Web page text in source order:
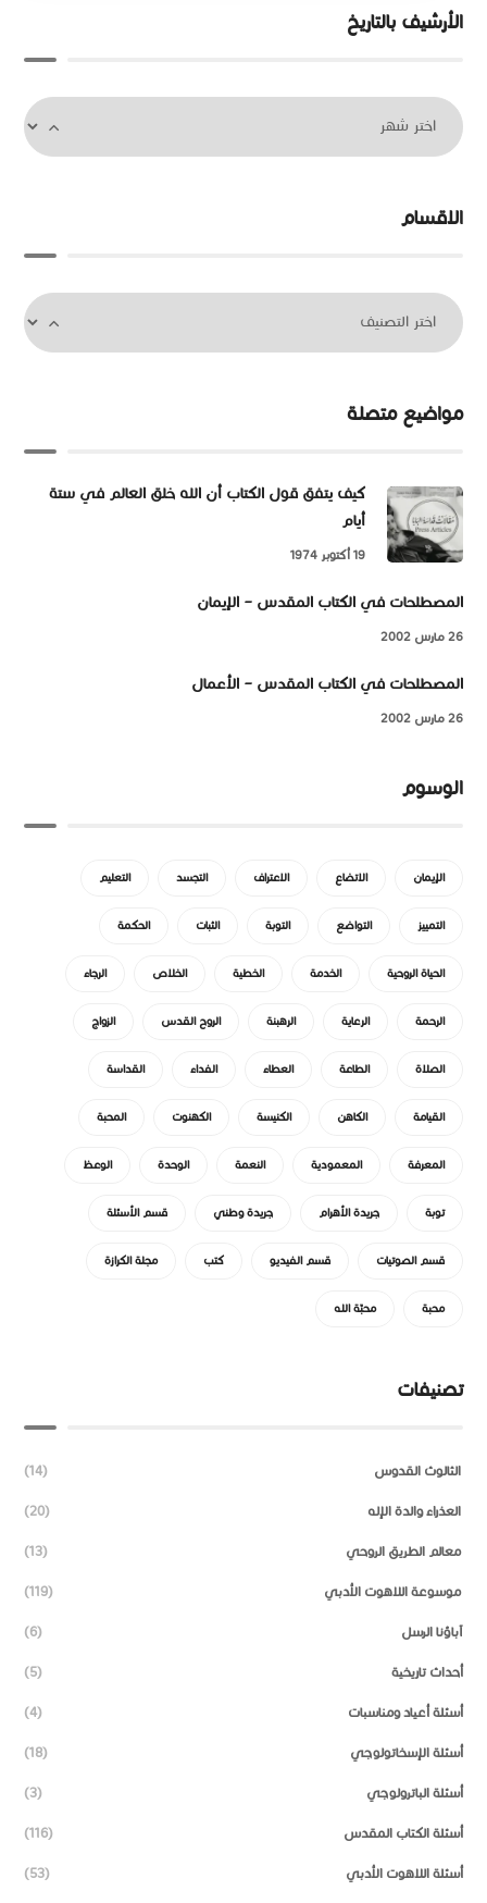
الأرشيف بالتاريخ
الاقسام
مواضيع متصلة
كيف يتفق قول الكتاب أن الله خلق العالم في ستة
أيام
19 أكتوبر 1974
المصطلحات في الكتاب المقدس – الإيمان
26 مارس 2002
المصطلحات في الكتاب المقدس – الأعمال
26 مارس 2002
الوسوم
الإيمان الاتضاع الاعتراف التجسد التعليم
التمييز التواضع التوبة الثبات الحكمة
الحياة الروحية الخدمة الخطية الخلاص الرجاء
الرحمة الرعاية الرهبنة الروح القدس الزواج
الصلاة الطاعة العطاء الفداء القداسة
القيامة الكاهن الكنيسة الكهنوت المحبة
المعرفة المعمودية النعمة الوحدة الوعظ
توبة جريدة الأهرام جريدة وطني قسم الأسئلة
قسم الصوتيات قسم الفيديو كتب مجلة الكرازة
محبة محبّة الله
تصنيفات
الثالوث القدوس (14)
العذراء والدة الإله (20)
معالم الطريق الروحي (13)
موسوعة اللاهوت الأدبي (119)
آباؤنا الرسل (6)
أحداث تاريخية (5)
أسئلة أعياد ومناسبات (4)
أسئلة الإسخاتولوجي (18)
أسئلة الباترولوجي (3)
أسئلة الكتاب المقدس (116)
أسئلة اللاهوت الأدبي (53)